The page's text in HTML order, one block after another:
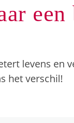
een
levens en
het verschil!